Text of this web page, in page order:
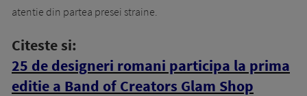
atentie din partea presei straine.
Citeste si:
25 de designeri romani participa la prima
editie a Band of Creators Glam Shop